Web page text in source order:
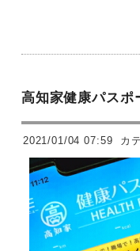
高知家健康パスポ
2021/01/04 07:59 カ